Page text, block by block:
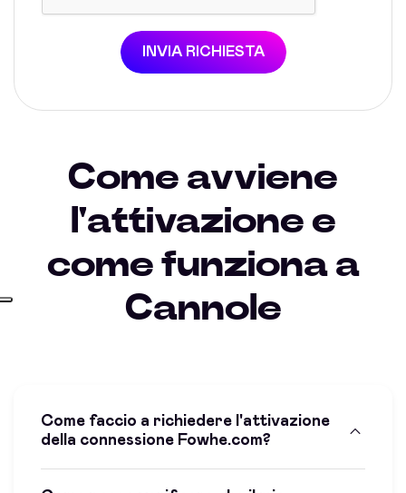
INVIA RICHIESTA
Come avviene
l'attivazione e
come funziona a
Cannole
Come faccio a richiedere l'attivazione
della connessione Fowhe.com?